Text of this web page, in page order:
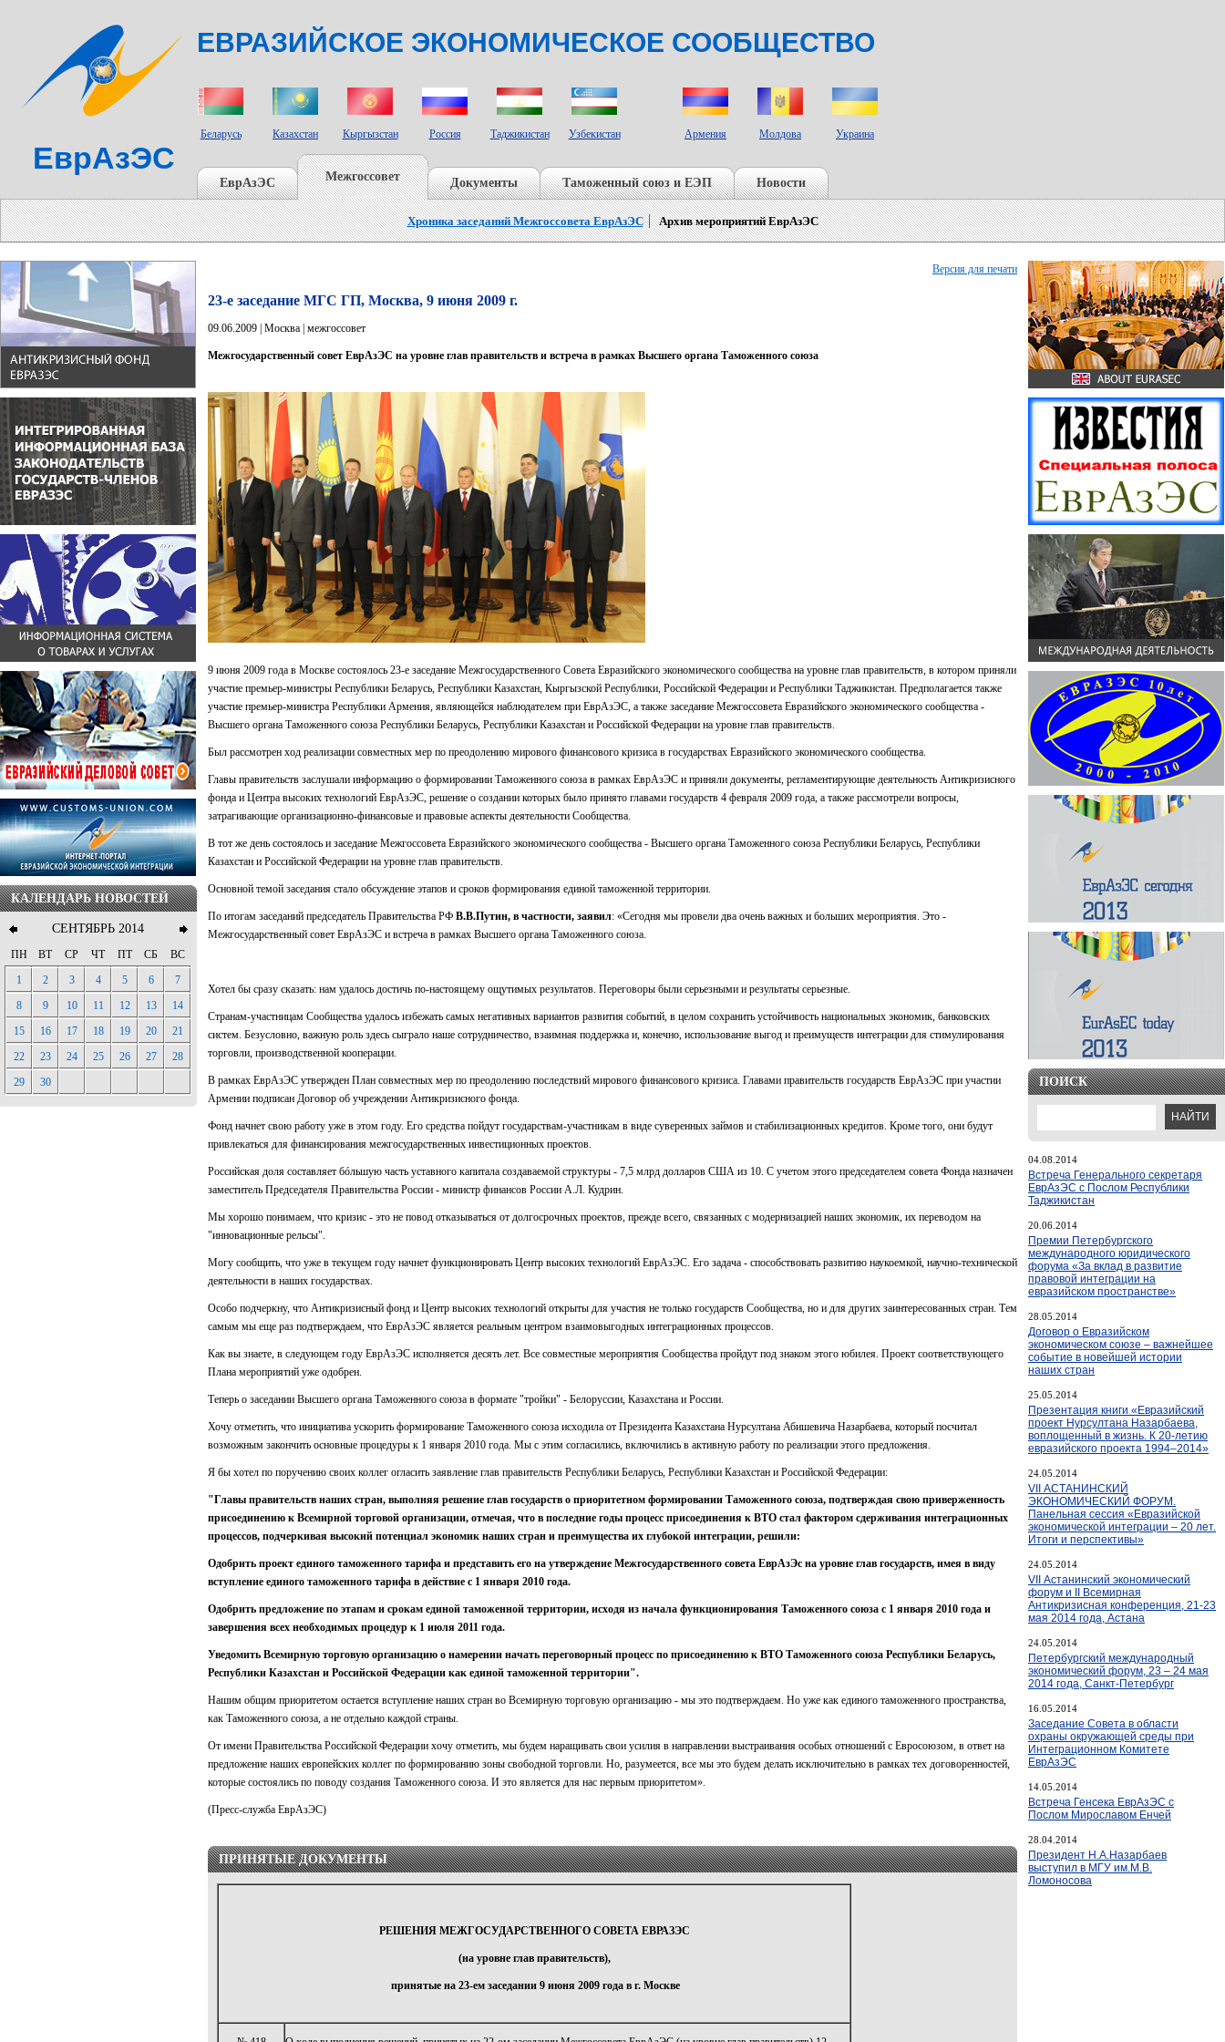
ЕВРАЗИЙСКОЕ ЭКОНОМИЧЕСКОЕ СООБЩЕСТВО
ЕврАзЭС
Беларусь Казахстан Кыргызстан Россия Таджикистан Узбекистан Армения Молдова Украина
ЕврАзЭС Межгоссовет Документы Таможенный союз и ЕЭП Новости
Хроника заседаний Межгоссовета ЕврАзЭС Архив мероприятий ЕврАзЭС
КАЛЕНДАРЬ НОВОСТЕЙ
СЕНТЯБРЬ 2014
ПН ВТ СР ЧТ ПТ СБ
ВС
1
2 3 4 5 6
7
8
9 10 11 12 13
14
15
16 17 18 19 20
21
22
23 24 25 26 27
28
29
30
Версия для печати
23-е заседание МГС ГП, Москва, 9 июня 2009 г.
09.06.2009 | Москва | межгоссовет
Межгосударственный совет ЕврАзЭС на уровне глав правительств и встреча в рамках Высшего органа Таможенного союза
9 июня 2009 года в Москве состоялось 23-е заседание Межгосударственного Совета Евразийского экономического сообщества на уровне глав правительств, в котором приняли
участие премьер-министры Республики Беларусь, Республики Казахстан, Кыргызской Республики, Российской Федерации и Республики Таджикистан. Предполагается также
участие премьер-министра Республики Армения, являющейся наблюдателем при ЕврАзЭС, а также заседание Межгоссовета Евразийского экономического сообщества -
Высшего органа Таможенного союза Республики Беларусь, Республики Казахстан и Российской Федерации на уровне глав правительств.
Был рассмотрен ход реализации совместных мер по преодолению мирового финансового кризиса в государствах Евразийского экономического сообщества.
Главы правительств заслушали информацию о формировании Таможенного союза в рамках ЕврАзЭС и приняли документы, регламентирующие деятельность Антикризисного
фонда и Центра высоких технологий ЕврАзЭС, решение о создании которых было принято главами государств 4 февраля 2009 года, а также рассмотрели вопросы,
затрагивающие организационно-финансовые и правовые аспекты деятельности Сообщества.
В тот же день состоялось и заседание Межгоссовета Евразийского экономического сообщества - Высшего органа Таможенного союза Республики Беларусь, Республики
Казахстан и Российской Федерации на уровне глав правительств.
Основной темой заседания стало обсуждение этапов и сроков формирования единой таможенной территории.
По итогам заседаний председатель Правительства РФ В.В.Путин, в частности, заявил: «Сегодня мы провели два очень важных и больших мероприятия. Это -
Межгосударственный совет ЕврАзЭС и встреча в рамках Высшего органа Таможенного союза.
Хотел бы сразу сказать: нам удалось достичь по-настоящему ощутимых результатов. Переговоры были серьезными и результаты серьезные.
Странам-участницам Сообщества удалось избежать самых негативных вариантов развития событий, в целом сохранить устойчивость национальных экономик, банковских
систем. Безусловно, важную роль здесь сыграло наше сотрудничество, взаимная поддержка и, конечно, использование выгод и преимуществ интеграции для стимулирования
торговли, производственной кооперации.
В рамках ЕврАзЭС утвержден План совместных мер по преодолению последствий мирового финансового кризиса. Главами правительств государств ЕврАзЭС при участии
Армении подписан Договор об учреждении Антикризисного фонда.
Фонд начнет свою работу уже в этом году. Его средства пойдут государствам-участникам в виде суверенных займов и стабилизационных кредитов. Кроме того, они будут
привлекаться для финансирования межгосударственных инвестиционных проектов.
Российская доля составляет бóльшую часть уставного капитала создаваемой структуры - 7,5 млрд долларов США из 10. С учетом этого председателем совета Фонда назначен
заместитель Председателя Правительства России - министр финансов России А.Л. Кудрин.
Мы хорошо понимаем, что кризис - это не повод отказываться от долгосрочных проектов, прежде всего, связанных с модернизацией наших экономик, их переводом на
"инновационные рельсы".
Могу сообщить, что уже в текущем году начнет функционировать Центр высоких технологий ЕврАзЭС. Его задача - способствовать развитию наукоемкой, научно-технической
деятельности в наших государствах.
Особо подчеркну, что Антикризисный фонд и Центр высоких технологий открыты для участия не только государств Сообщества, но и для других заинтересованных стран. Тем
самым мы еще раз подтверждаем, что ЕврАзЭС является реальным центром взаимовыгодных интеграционных процессов.
Как вы знаете, в следующем году ЕврАзЭС исполняется десять лет. Все совместные мероприятия Сообщества пройдут под знаком этого юбилея. Проект соответствующего
Плана мероприятий уже одобрен.
Теперь о заседании Высшего органа Таможенного союза в формате "тройки" - Белоруссии, Казахстана и России.
Хочу отметить, что инициатива ускорить формирование Таможенного союза исходила от Президента Казахстана Нурсултана Абишевича Назарбаева, который посчитал
возможным закончить основные процедуры к 1 января 2010 года. Мы с этим согласились, включились в активную работу по реализации этого предложения.
Я бы хотел по поручению своих коллег огласить заявление глав правительств Республики Беларусь, Республики Казахстан и Российской Федерации:
"Главы правительств наших стран, выполняя решение глав государств о приоритетном формировании Таможенного союза, подтверждая свою приверженность
присоединению к Всемирной торговой организации, отмечая, что в последние годы процесс присоединения к ВТО стал фактором сдерживания интеграционных
процессов, подчеркивая высокий потенциал экономик наших стран и преимущества их глубокой интеграции, решили:
Одобрить проект единого таможенного тарифа и представить его на утверждение Межгосударственного совета ЕврАзЭс на уровне глав государств, имея в виду
вступление единого таможенного тарифа в действие с 1 января 2010 года.
Одобрить предложение по этапам и срокам единой таможенной территории, исходя из начала функционирования Таможенного союза с 1 января 2010 года и
завершения всех необходимых процедур к 1 июля 2011 года.
Уведомить Всемирную торговую организацию о намерении начать переговорный процесс по присоединению к ВТО Таможенного союза Республики Беларусь,
Республики Казахстан и Российской Федерации как единой таможенной территории".
Нашим общим приоритетом остается вступление наших стран во Всемирную торговую организацию - мы это подтверждаем. Но уже как единого таможенного пространства,
как Таможенного союза, а не отдельно каждой страны.
От имени Правительства Российской Федерации хочу отметить, мы будем наращивать свои усилия в направлении выстраивания особых отношений с Евросоюзом, в ответ на
предложение наших европейских коллег по формированию зоны свободной торговли. Но, разумеется, все мы это будем делать исключительно в рамках тех договоренностей,
которые состоялись по поводу создания Таможенного союза. И это является для нас первым приоритетом».
(Пресс-служба ЕврАзЭС)
ПРИНЯТЫЕ ДОКУМЕНТЫ
РЕШЕНИЯ МЕЖГОСУДАРСТВЕННОГО СОВЕТА ЕВРАЗЭС
(на уровне глав правительств),
принятые на 23-ем заседании 9 июня 2009 года в г. Москве
ПОИСК
04.08.2014
Встреча Генерального секретаря
ЕврАзЭС с Послом Республики
Таджикистан
20.06.2014
Премии Петербургского
международного юридического
форума «За вклад в развитие
правовой интеграции на
евразийском пространстве»
28.05.2014
Договор о Евразийском
экономическом союзе – важнейшее
событие в новейшей истории
наших стран
25.05.2014
Презентация книги «Евразийский
проект Нурсултана Назарбаева,
воплощенный в жизнь. К 20-летию
евразийского проекта 1994–2014»
24.05.2014
VII АСТАНИНСКИЙ
ЭКОНОМИЧЕСКИЙ ФОРУМ.
Панельная сессия «Евразийской
экономической интеграции – 20 лет.
Итоги и перспективы»
24.05.2014
VII Астанинский экономический
форум и II Всемирная
Антикризисная конференция, 21-23
мая 2014 года, Астана
24.05.2014
Петербургский международный
экономический форум, 23 – 24 мая
2014 года, Санкт-Петербург
16.05.2014
Заседание Совета в области
охраны окружающей среды при
Интеграционном Комитете
ЕврАзЭС
14.05.2014
Встреча Генсека ЕврАзЭС с
Послом Мирославом Енчей
28.04.2014
Президент Н.А.Назарбаев
выступил в МГУ им.М.В.
Ломоносова